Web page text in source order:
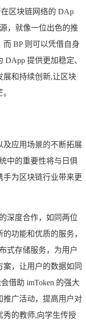
区块链网络的 DAp
，就像一位出色的推
BP 则可以凭借自身
提供更加稳定、
展和持续创新,让区块
及应用场景的不断拓展
中的重要性将与日俱
为区块链行业带来更
深度合作，如同两位
功能和优质的服务，
式存储服务，为用户
，让用户的数据如同
借助 imToken 的强大
推广活动，提高用户对
秀的教师,向学生传授